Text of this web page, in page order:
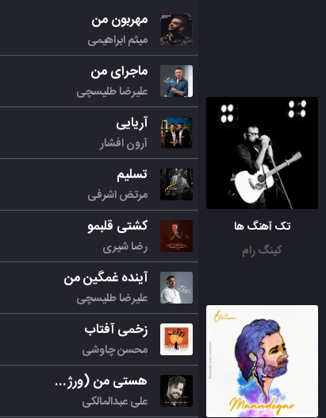
تک آهنگ ها
کینگ رام
مهربون من
میثم ابراهیمی
ماجرای من
علیرضا طلیسچی
آریایی
آرون افشار
تسلیم
مرتض اشرفی
کشتی قلبمو
رضا شیری
آینده غمگین من
علیرضا طلیسچی
زخمی آفتاب
محسن چاوشی
هستی من (ورژن جدید)
علی عبدالمالکی